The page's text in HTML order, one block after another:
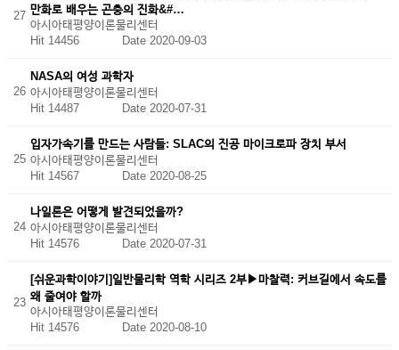
27
만화로 배우는 곤충의 진화&#…
아시아태평양이론물리센터
Hit 14456
Date 2020-09-03
26
NASA의 여성 과학자
아시아태평양이론물리센터
Hit 14487 Date 2020-07-31
25
입자가속기를 만드는 사람들: SLAC의 진공 마이크로파 장치 부서
아시아태평양이론물리센터
Hit 14567 Date 2020-08-25
24
나일론은 어떻게 발견되었을까?
아시아태평양이론물리센터
Hit 14576 Date 2020-07-31
23
[쉬운과학이야기]일반물리학 역학 시리즈 2부▶마찰력: 커브길에서 속도를
왜 줄여야 할까
아시아태평양이론물리센터
Hit 14576
Date 2020-08-10